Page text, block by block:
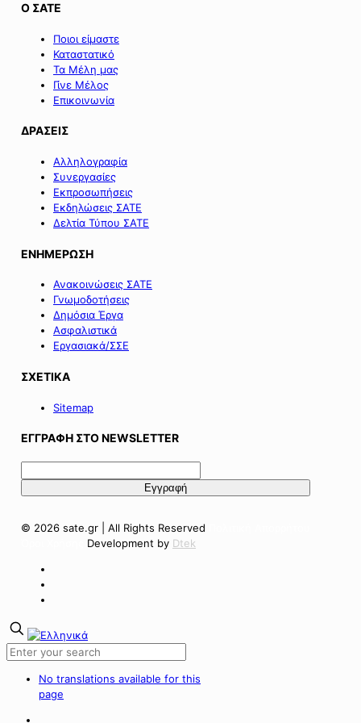
Ο ΣΑΤΕ
Ποιοι είμαστε
Καταστατικό
Τα Μέλη μας
Γίνε Μέλος
Επικοινωνία
ΔΡΑΣΕΙΣ
Αλληλογραφία
Συνεργασίες
Εκπροσωπήσεις
Εκδηλώσεις ΣΑΤΕ
Δελτία Τύπου ΣΑΤΕ
ΕΝΗΜΕΡΩΣΗ
Ανακοινώσεις ΣΑΤΕ
Γνωμοδοτήσεις
Δημόσια Έργα
Ασφαλιστικά
Εργασιακά/ΣΣΕ
ΣΧΕΤΙΚΑ
Sitemap
ΕΓΓΡΑΦΗ ΣΤΟ NEWSLETTER
© 2026 sate.gr | All Rights Reserved
Development by Dtek
No translations available for this
page